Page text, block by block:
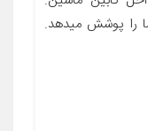
را پوشش میدهد.